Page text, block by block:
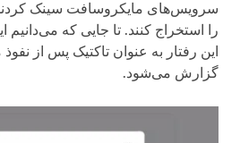
سرویس‌های مایکروسافت سینک
را استخراج کنند. تا جایی که
گزارش می‌شود.